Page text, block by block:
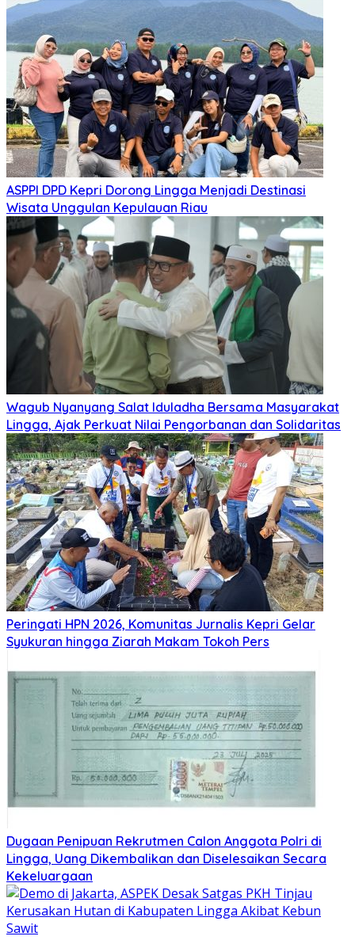
ASPPI DPD Kepri Dorong Lingga Menjadi Destinasi
Wisata Unggulan Kepulauan Riau
Wagub Nyanyang Salat Iduladha Bersama Masyarakat
Lingga, Ajak Perkuat Nilai Pengorbanan dan Solidaritas
Peringati HPN 2026, Komunitas Jurnalis Kepri Gelar
Syukuran hingga Ziarah Makam Tokoh Pers
Dugaan Penipuan Rekrutmen Calon Anggota Polri di
Lingga, Uang Dikembalikan dan Diselesaikan Secara
Kekeluargaan